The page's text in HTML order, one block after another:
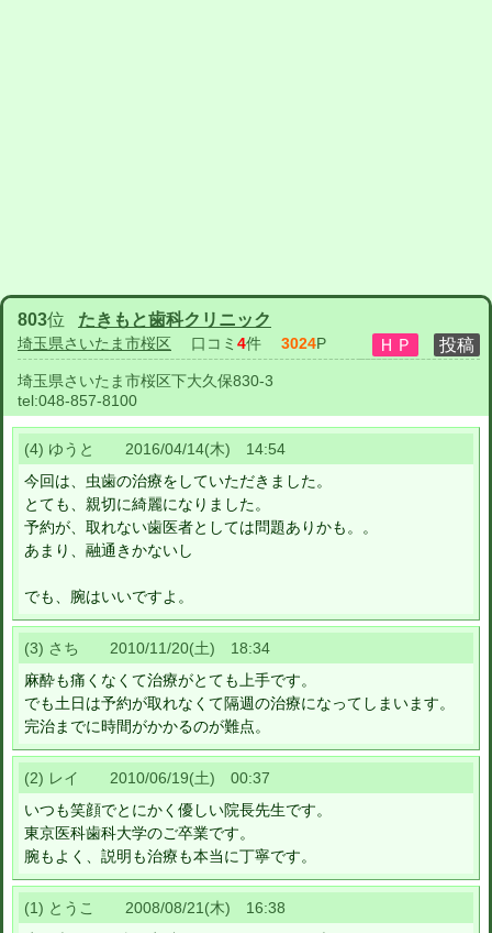
803位 たきもと歯科クリニック
埼玉県さいたま市桜区 口コミ 4件 3024P
埼玉県さいたま市桜区下大久保830-3
tel:048-857-8100
(4) ゆうと 2016/04/14(木) 14:54
今回は、虫歯の治療をしていただきました。
とても、親切に綺麗になりました。
予約が、取れない歯医者としては問題ありかも。。
あまり、融通きかないし
でも、腕はいいですよ。
(3) さち 2010/11/20(土) 18:34
麻酔も痛くなくて治療がとても上手です。
でも土日は予約が取れなくて隔週の治療になってしまいます。
完治までに時間がかかるのが難点。
(2) レイ 2010/06/19(土) 00:37
いつも笑顔でとにかく優しい院長先生です。
東京医科歯科大学のご卒業です。
腕もよく、説明も治療も本当に丁寧です。
(1) とうこ 2008/08/21(木) 16:38